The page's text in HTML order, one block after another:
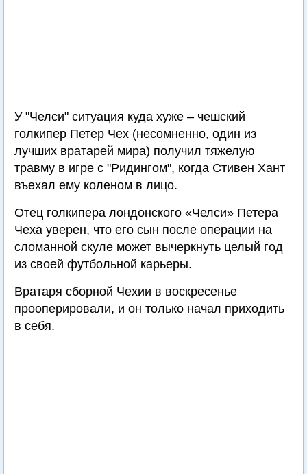
У "Челси" ситуация куда хуже – чешский
голкипер Петер Чех (несомненно, один из
лучших вратарей мира) получил тяжелую
травму в игре с "Ридингом", когда Стивен Хант
въехал ему коленом в лицо.
Отец голкипера лондонского «Челси» Петера
Чеха уверен, что его сын после операции на
сломанной скуле может вычеркнуть целый год
из своей футбольной карьеры.
Вратаря сборной Чехии в воскресенье
прооперировали, и он только начал приходить
в себя.